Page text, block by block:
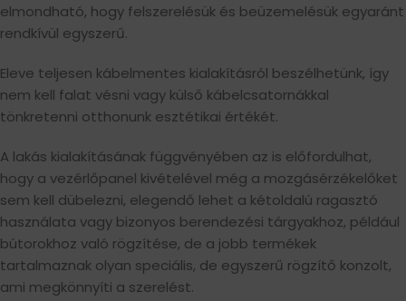
elmondható, hogy felszerelésük és beüzemelésük egyaránt
rendkívül egyszerű.
Eleve teljesen kábelmentes kialakításról beszélhetünk, így
nem kell falat vésni vagy külső kábelcsatornákkal
tönkretenni otthonunk esztétikai értékét.
A lakás kialakításának függvényében az is előfordulhat,
hogy a vezérlőpanel kivételével még a mozgásérzékelőket
sem kell dübelezni, elegendő lehet a kétoldalú ragasztó
használata vagy bizonyos berendezési tárgyakhoz, például
bútorokhoz való rögzítése, de a jobb termékek
tartalmaznak olyan speciális, de egyszerű rögzítő konzolt,
ami megkönnyíti a szerelést.